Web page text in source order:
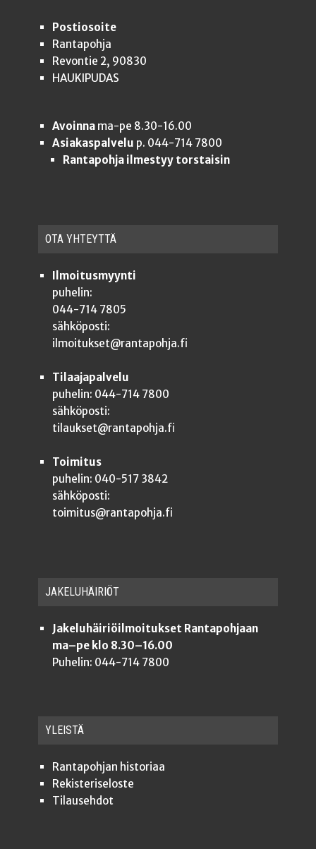
Postiosoite
Rantapohja
Revontie 2, 90830
HAUKIPUDAS
Avoinnama-pe 8.30-16.00
Asiakaspalvelu p. 044-714 7800
Rantapohja ilmestyy torstaisin
OTA YHTEYT­TÄ
Ilmoitusmyynti
puhelin:
044-714 7805
sähköposti:
ilmoitukset@rantapohja.fi
Tilaajapalvelu
puhelin: 044-714 7800
sähköposti:
tilaukset@rantapohja.fi
Toimitus
puhelin: 040-517 3842
sähköposti:
toimitus@rantapohja.fi
JAKE­LU­HÄI­RIÖT
Jakeluhäiriöilmoitukset Rantapohjaan
ma–pe klo 8.30–16.00
Puhelin: 044-714 7800
YLEISTÄ
Ran­ta­poh­jan historiaa
Rekis­te­ri­se­los­te
Tilauseh­dot